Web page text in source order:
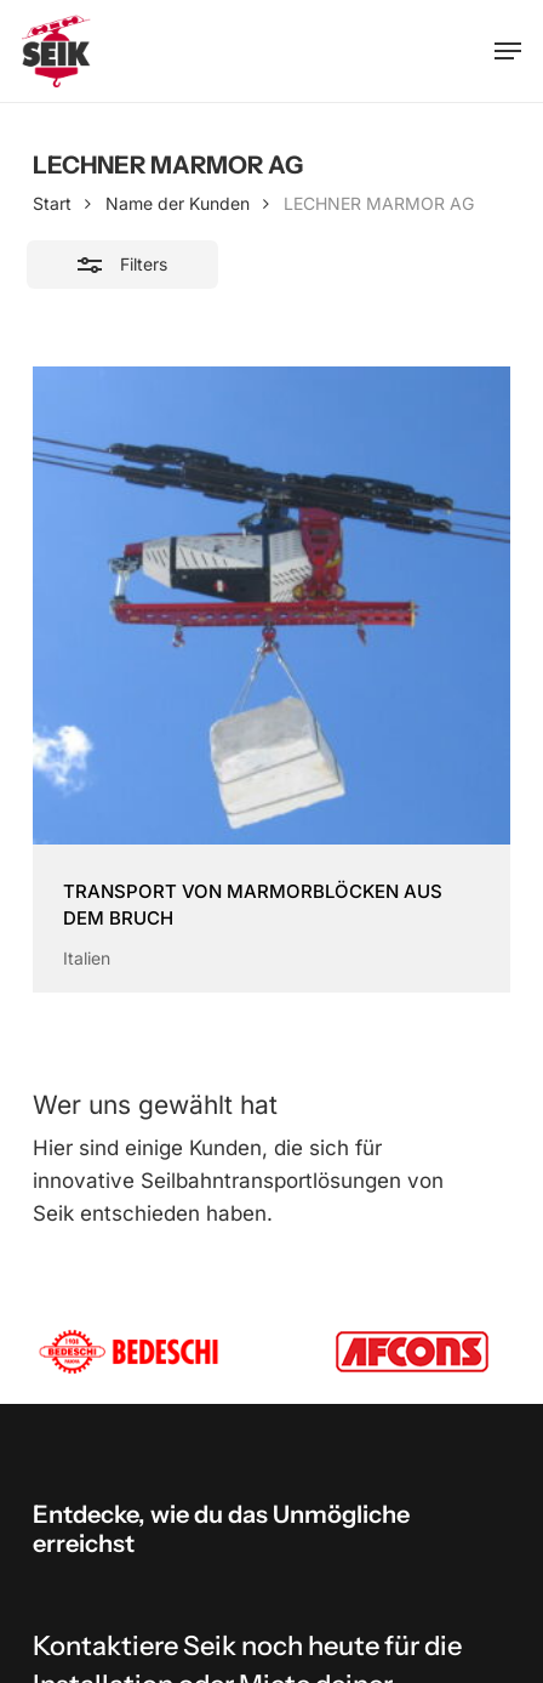
main
LECHNER MARMOR AG
Start Name der Kunden LECHNER MARMOR AG
Filters
TRANSPORT VON MARMORBLÖCKEN AUS
DEM BRUCH
Italien
Wer uns gewählt hat
Hier sind einige Kunden, die sich für
innovative Seilbahntransportlösungen von
Seik entschieden haben.
Entdecke, wiedu das Unmögliche
erreichst
Kontaktiere Seik noch heute für die